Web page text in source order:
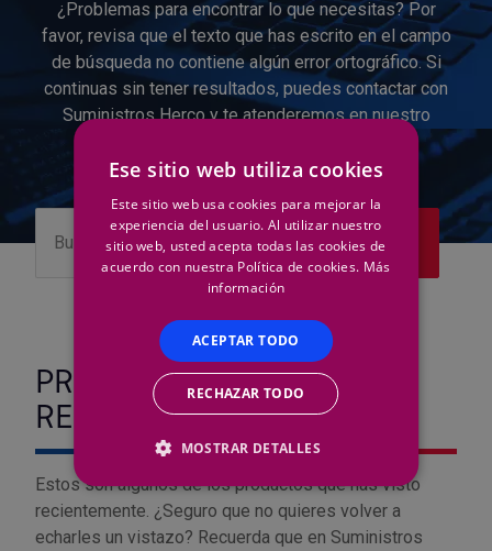
¿Problemas para encontrar lo que necesitas? Por
favor, revisa que el texto que has escrito en el campo
de búsqueda no contiene algún error ortográfico. Si
continuas sin tener resultados, puedes contactar con
Suministros Herco y te atenderemos en nuestro
PRODUCTOS VISTOS
RECIENTEMENTE
Estos son algunos de los productos que has visto
recientemente. ¿Seguro que no quieres volver a
echarles un vistazo? Recuerda que en Suministros
Outlet Sierras
Outlet Soldadura
Outlet Técnica de fluidos
Outlet Tiradores y manillas
Outlet Tornilleria
Outlet Utillajes y accesorios para maquinaria
Outlet Ventilación y calefacción
Outlet Vestuario Laboral y Seguridad
Ese sitio web utiliza cookies
Este sitio web usa cookies para mejorar la
experiencia del usuario. Al utilizar nuestro
sitio web, usted acepta todas las cookies de
acuerdo con nuestra Política de cookies. Más
información
ACEPTAR TODO
RECHAZAR TODO
MOSTRAR DETALLES